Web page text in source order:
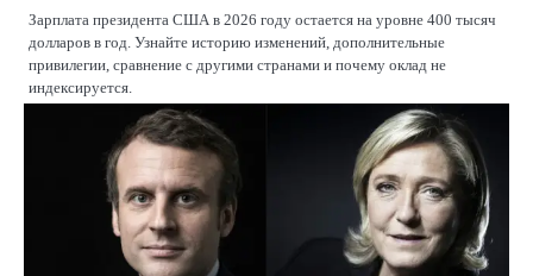
Зарплата президента США в 2026 году остается на уровне 400 тысяч
долларов в год. Узнайте историю изменений, дополнительные
привилегии, сравнение с другими странами и почему оклад не
индексируется.